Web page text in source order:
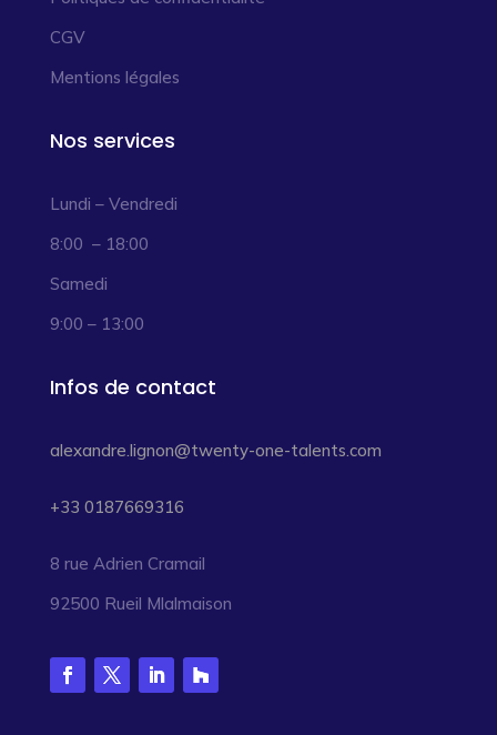
CGV
Mentions légales
Nos services
Lundi – Vendredi
8:00 – 18:00
Samedi
9:00 – 13:00
Infos de contact
alexandre.lignon@twenty-one-talents.com
+33 0187669316
8 rue Adrien Cramail
92500 Rueil Mlalmaison